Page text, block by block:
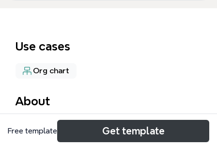
Use cases
Org chart
About
Tato myšlenková mapa GFF s.r.o. představuje
detailní organizační strukturu holdingové skupiny,
Free template Get template